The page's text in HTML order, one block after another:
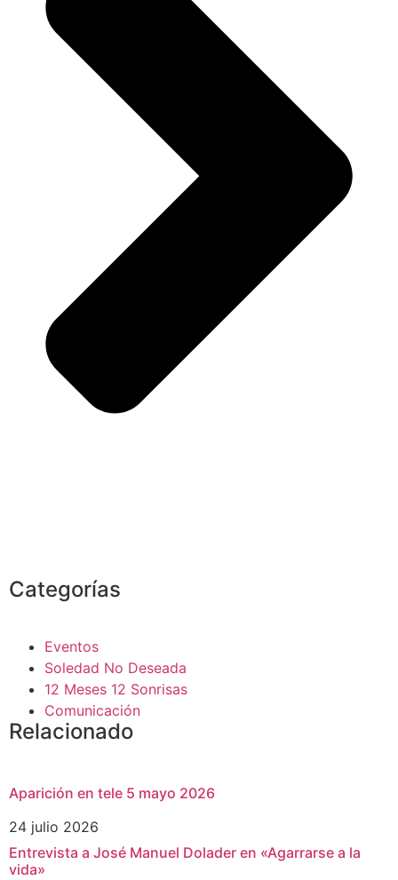
Categorías
Eventos
Soledad No Deseada
12 Meses 12 Sonrisas
Comunicación
Relacionado
Aparición en tele 5 mayo 2026
24 julio 2026
Entrevista a José Manuel Dolader en «Agarrarse a la
vida»